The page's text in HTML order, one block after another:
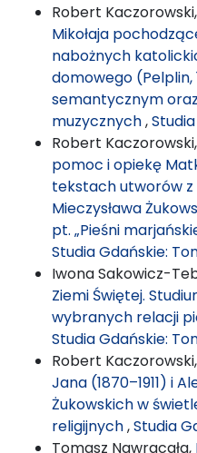
Robert Kaczorowski,
Mikołaja
nabożnych
domowego (Pelplin,
semantycznym
muzycznych,
Robert Kaczorowski,
pomoc i opiekę
tekstach utworów
Mieczysława
pt. „Pieśni
Studia Gdańskie:
Iwona Sakowicz-
Ziemi Świętej.
wybranych relacji
Studia Gdańskie:
Robert Kaczorowski,
Jana (1870–1911) i
Żukowskich w
religijnych,Studia
Tomasz Nawracała,